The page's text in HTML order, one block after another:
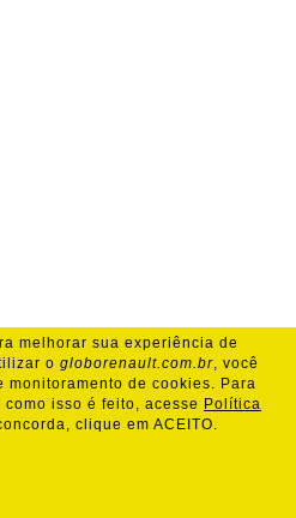
melhorar sua experiência de
o globorenault.com.br, você
monitoramento de cookies. Para
isso é feito, acesse Política
clique em ACEITO.